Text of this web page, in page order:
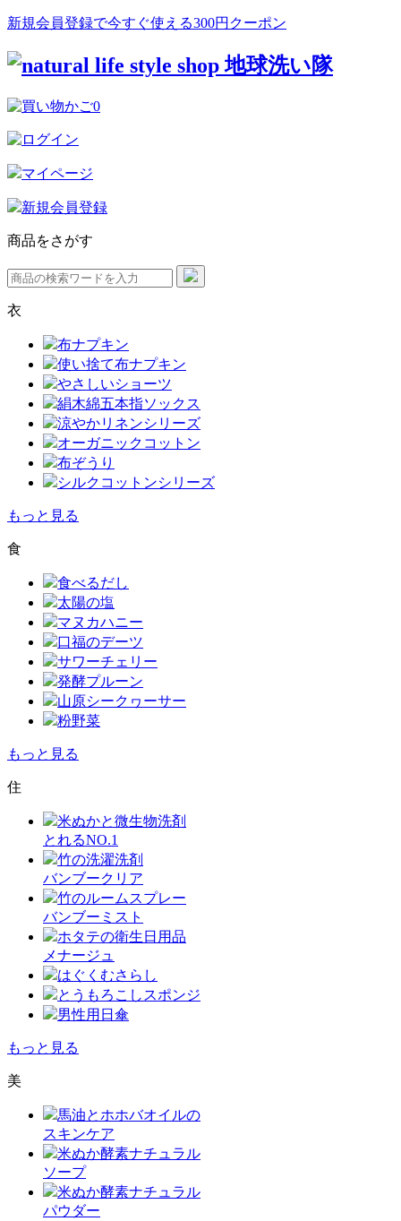
新規会員登録で今すぐ使える300円クーポン
0
マイページ
新規会員登録
商品をさがす
衣
布ナプキン
使い捨て布ナプキン
やさしいショーツ
絹木綿五本指ソックス
涼やかリネンシリーズ
オーガニックコットン
布ぞうり
シルクコットンシリーズ
もっと見る
食
食べるだし
太陽の塩
マヌカハニー
口福のデーツ
サワーチェリー
発酵プルーン
山原シークヮーサー
粉野菜
もっと見る
住
米ぬかと微生物洗剤
とれるNO.1
竹の洗濯洗剤
バンブークリア
竹のルームスプレー
バンブーミスト
ホタテの衛生日用品
メナージュ
はぐくむさらし
とうもろこしスポンジ
男性用日傘
もっと見る
美
馬油とホホバオイルの
スキンケア
米ぬか酵素ナチュラル
ソープ
米ぬか酵素ナチュラル
パウダー